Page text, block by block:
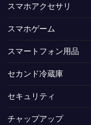
スマホアクセサリ
スマホゲーム
スマートフォン用品
セカンド冷蔵庫
セキュリティ
チャップアップ